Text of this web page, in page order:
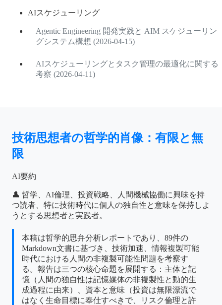
AIスケジューリング
Agentic Engineering 開発実践と AIM スケジューリン
グシステム構想 (2026-04-15)
AIスケジューリングとタスク管理の最適化に関する
考察 (2026-04-11)
技術思想者の哲学的肖像：有限と無
限
AI要約
👤 哲学、AI倫理、投資戦略、人間機械協働に興味を持
つ読者、特に技術時代に個人の独自性と意味を保持しよ
うとする思想者と実践者。
本稿は哲学的思弁分析レポートであり、89件の
Markdown文書に基づき、技術加速、情報複製可能
時代における人間の非複製可能性問題を考察す
る。報告は三つの核心命題を展開する：主体と記
憶（人間の独自性は記憶媒体の非複製性と動的生
成過程に由来）、資本と意味（投資は無限漂流で
はなく生命目標に奉仕すべきで、リスク倫理と許